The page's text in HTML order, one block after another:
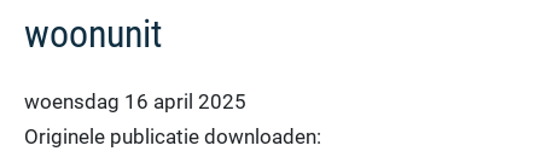
woonunit
woensdag 16 april 2025
Originele publicatie downloaden: